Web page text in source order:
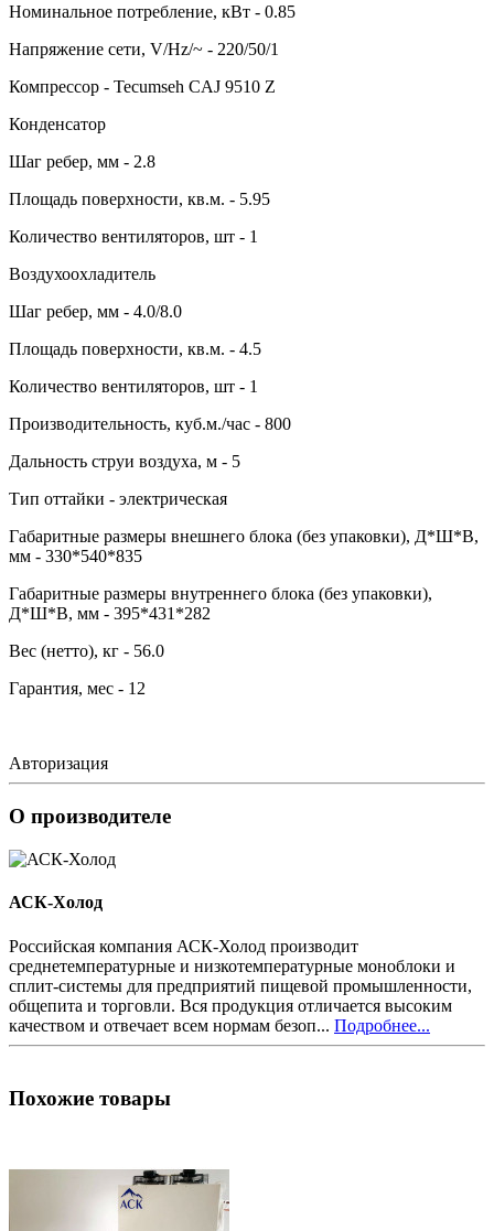
Номинальное потребление, кВт - 0.85
Напряжение сети, V/Hz/~ - 220/50/1
Компрессор - Tecumseh CAJ 9510 Z
Конденсатор
Шаг ребер, мм - 2.8
Площадь поверхности, кв.м. - 5.95
Количество вентиляторов, шт - 1
Воздухоохладитель
Шаг ребер, мм - 4.0/8.0
Площадь поверхности, кв.м. - 4.5
Количество вентиляторов, шт - 1
Производительность, куб.м./час - 800
Дальность струи воздуха, м - 5
Тип оттайки - электрическая
Габаритные размеры внешнего блока (без упаковки), Д*Ш*В,
мм - 330*540*835
Габаритные размеры внутреннего блока (без упаковки),
Д*Ш*В, мм - 395*431*282
Вес (нетто), кг - 56.0
Гарантия, мес - 12
Авторизация
О производителе
АСК-Холод
Российская компания АСК-Холод производит
среднетемпературные и низкотемпературные моноблоки и
сплит-системы для предприятий пищевой промышленности,
общепита и торговли. Вся продукция отличается высоким
качеством и отвечает всем нормам безоп... Подробнее...
Похожие товары